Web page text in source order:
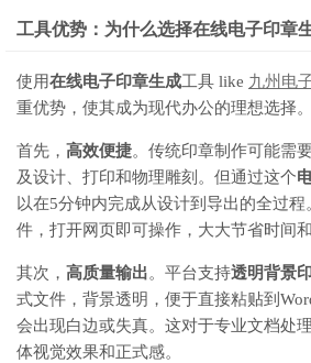
工具优势：为什么选择在线电子印章
使用在线电子印章生成工具 like 九州电
重优势，使其成为现代办公的理想选择。
首先， 高效便捷。传统印章制作可能需
及设计、打印和物理雕刻。但通过这个
以在5分钟内完成从设计到导出的全过程
件，打开网页即可操作，大大节省时间和
其次， 高质量输出。平台支持透明背景
式文件，背景透明，便于直接粘贴到
会出现白边或失真。这对于专业文档处
体视觉效果和正式感。